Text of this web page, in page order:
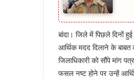
बांदा। जिले में पिछले दिनों
आर्थिक मदद दिलाने के बाबत
जिलाधिकारी को सौंपे मांग
फसल नष्ट होने पर उन्हें